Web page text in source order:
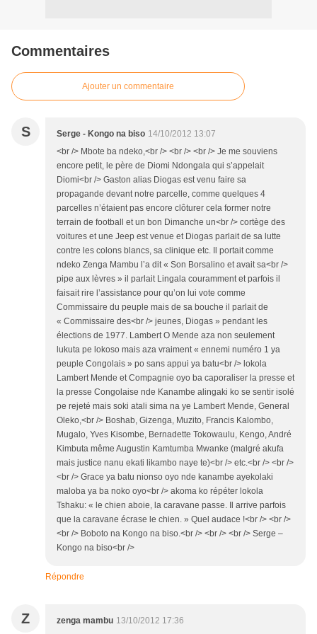
Commentaires
Ajouter un commentaire
S Serge - Kongo na biso 14/10/2012 13:07
<br /> Mbote ba ndeko,<br /> <br /> <br /> Je me souviens
encore petit, le père de Diomi Ndongala qui s’appelait
Diomi<br /> Gaston alias Diogas est venu faire sa
propagande devant notre parcelle, comme quelques 4
parcelles n’étaient pas encore clôturer cela former notre
terrain de football et un bon Dimanche un<br /> cortège des
voitures et une Jeep est venue et Diogas parlait de sa lutte
contre les colons blancs, sa clinique etc. Il portait comme
ndeko Zenga Mambu l’a dit « Son Borsalino et avait sa<br />
pipe aux lèvres » il parlait Lingala couramment et parfois il
faisait rire l’assistance pour qu’on lui vote comme
Commissaire du peuple mais de sa bouche il parlait de
« Commissaire des<br /> jeunes, Diogas » pendant les
élections de 1977. Lambert O Mende aza non seulement
lukuta pe lokoso mais aza vraiment « ennemi numéro 1 ya
peuple Congolais » po sans appui ya batu<br /> lokola
Lambert Mende et Compagnie oyo ba caporaliser la presse et
la presse Congolaise nde Kanambe alingaki ko se sentir isolé
pe rejeté mais soki atali sima na ye Lambert Mende, General
Oleko,<br /> Boshab, Gizenga, Muzito, Francis Kalombo,
Mugalo, Yves Kisombe, Bernadette Tokowaulu, Kengo, André
Kimbuta même Augustin Kamtumba Mwanke (malgré akufa
mais justice nanu ekati likambo naye te)<br /> etc.<br /> <br />
<br /> Grace ya batu nionso oyo nde kanambe ayekolaki
maloba ya ba noko oyo<br /> akoma ko répéter lokola
Tshaku: « le chien aboie, la caravane passe. Il arrive parfois
que la caravane écrase le chien. » Quel audace !<br /> <br />
<br /> Boboto na Kongo na biso.<br /> <br /> <br /> Serge –
Kongo na biso<br />
Répondre
Z zenga mambu 13/10/2012 17:36